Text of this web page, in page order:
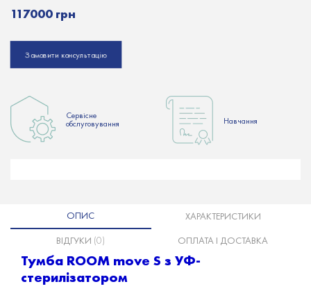
117000 грн
Замовити консультацію
Сервісне
обслуговування
Hавчання
ОПИС ХАРАКТЕРИСТИКИ
ВІДГУКИ (0) ОПЛАТА І ДОСТАВКА
Тумба ROOM move S з УФ-
стерилізатором